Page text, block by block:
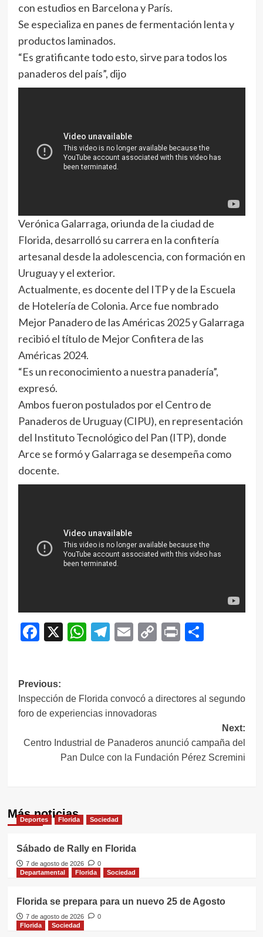
con estudios en Barcelona y París.
Se especializa en panes de fermentación lenta y
productos laminados.
“Es gratificante todo esto, sirve para todos los
panaderos del país”, dijo
Verónica Galarraga, oriunda de la ciudad de
Florida, desarrolló su carrera en la confitería
artesanal desde la adolescencia, con formación en
Uruguay y el exterior.
Actualmente, es docente del ITP y de la Escuela
de Hotelería de Colonia. Arce fue nombrado
Mejor Panadero de las Américas 2025 y Galarraga
recibió el título de Mejor Confitera de las
Américas 2024.
“Es un reconocimiento a nuestra panadería”,
expresó.
Ambos fueron postulados por el Centro de
Panaderos de Uruguay (CIPU), en representación
del Instituto Tecnológico del Pan (ITP), donde
Arce se formó y Galarraga se desempeña como
docente.
Facebook
X WhatsApp
Telegram
EmailCopy
Print
Navegación
de
entradas
Previous:
Inspección de Florida convocó a directores al segundo
foro de experiencias innovadoras
Next:
Centro Industrial de Panaderos anunció campaña del
Pan Dulce con la Fundación Pérez Scremini
Más noticias
Deportes Florida Sociedad
Sábado de Rally en Florida
7 de agosto de 2026
0
Departamental
Florida Sociedad
Florida se prepara para un nuevo 25 de Agosto
7 de agosto de 2026
0
Florida
Sociedad